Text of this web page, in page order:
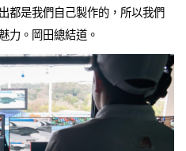
都是我們自己製作的，所以我們
力。岡田總結道。